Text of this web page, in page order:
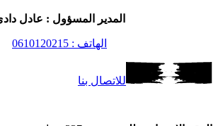
المدير المسؤول : عادل
الهاتف : 0610120215
للاتصال بنا